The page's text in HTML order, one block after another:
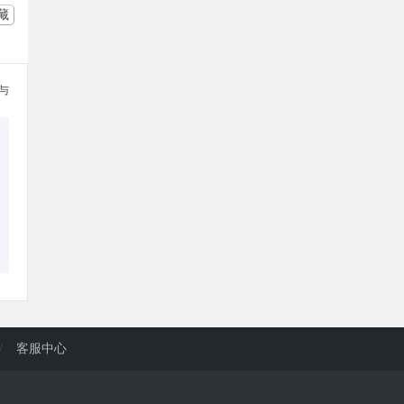
/ 客服中心